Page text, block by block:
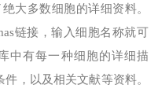
大多数细胞的详细资料。
链接，输入细胞名称就可
中有每一种细胞的详细描
，以及相关文献等资料。